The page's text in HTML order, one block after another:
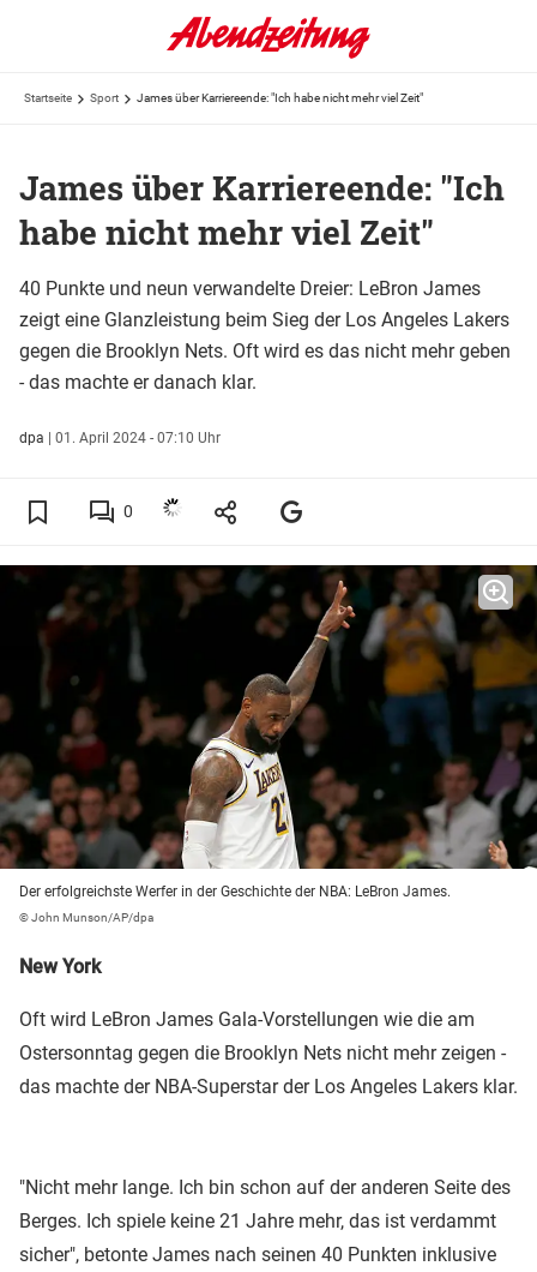
Startseite Sport James über Karriereende: "Ich habe nicht mehr viel Zeit"
James über Karriereende: "Ich
habe nicht mehr viel Zeit"
40 Punkte und neun verwandelte Dreier: LeBron James
zeigt eine Glanzleistung beim Sieg der Los Angeles Lakers
gegen die Brooklyn Nets. Oft wird es das nicht mehr geben
- das machte er danach klar.
dpa | 01. April 2024 - 07:10 Uhr
0
Der erfolgreichste Werfer in der Geschichte der NBA: LeBron James.
© John Munson/AP/dpa
New York
Oft wird LeBron James Gala-Vorstellungen wie die am
Ostersonntag gegen die Brooklyn Nets nicht mehr zeigen -
das machte der NBA-Superstar der Los Angeles Lakers klar.
"Nicht mehr lange. Ich bin schon auf der anderen Seite des
Berges. Ich spiele keine 21 Jahre mehr, das ist verdammt
sicher", betonte James nach seinen 40 Punkten inklusive